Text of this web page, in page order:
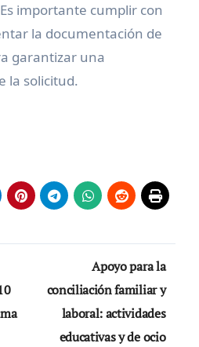
importante cumplir con
la documentación de
garantizar una
la solicitud.
Apoyo para la
conciliación familiar y
laboral: actividades
educativas y de ocio